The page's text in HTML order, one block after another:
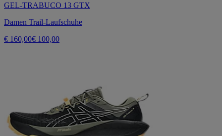
GEL-TRABUCO 13 GTX
Damen Trail-Laufschuhe
€ 160,00€ 100,00